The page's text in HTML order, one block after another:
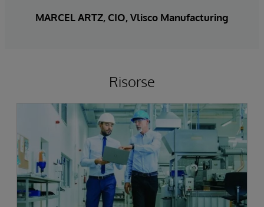
MARCEL ARTZ, CIO, Vlisco Manufacturing
Risorse